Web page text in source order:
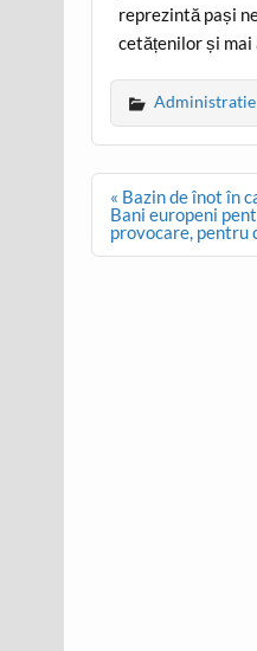
reprezintă pași
cetățenilor și
Administratie
Post
navigation
« Bazin de înot în
Bani europeni
provocare, pentru